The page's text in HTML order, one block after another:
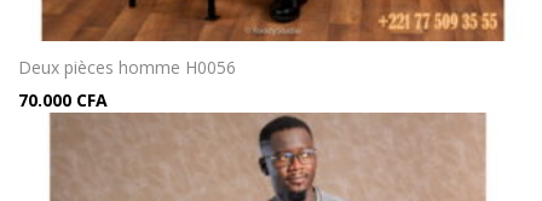
Deux pièces homme H0056
70.000 CFA